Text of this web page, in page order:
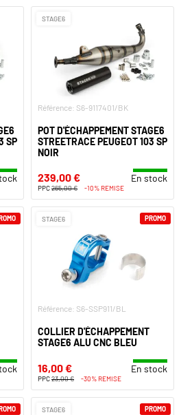
SP
STAGE6
Référence: S6-9117401/BK
POT D'ÉCHAPPEMENT STAGE6
STREETRACE PEUGEOT 103 SP
NOIR
239,00 € En stock
PPC265,00 € -10% REMISE
STAGE6
Référence: S6-SSP911/BL
COLLIER D'ÉCHAPPEMENT
STAGE6 ALU CNC BLEU
16,00 € En stock
PPC23,00 € -30% REMISE
PROMO
STAGE6 PROMO